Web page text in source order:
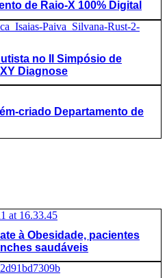
de Raio-X 100% Digital
no II Simpósio de
Diagnose
criado Departamento de
à Obesidade, pacientes
saudáveis